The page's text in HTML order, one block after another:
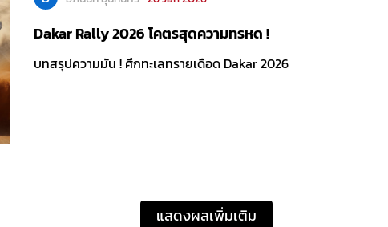
Dakar Rally 2026 โคตรสุดความทรหด !
บทสรุปความมัน ! ศึกทะเลทรายเดือด Dakar 2026
แสดงผลเพิ่มเติม